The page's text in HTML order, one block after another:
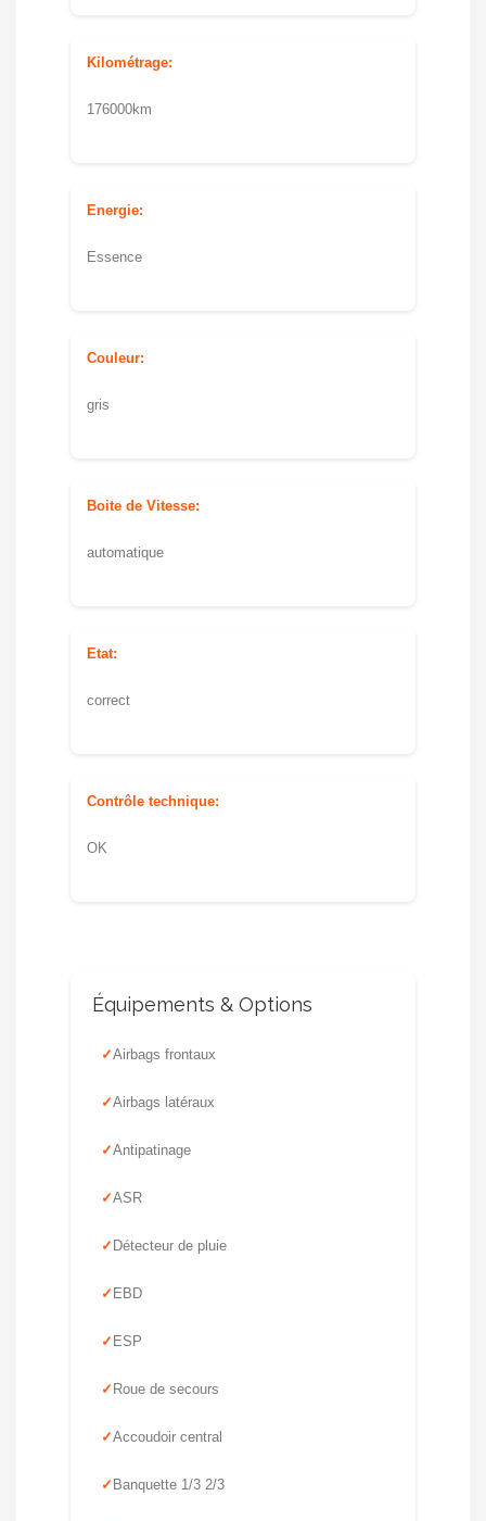
Kilométrage:
176000km
Energie:
Essence
Couleur:
gris
Boite de Vitesse:
automatique
Etat:
correct
Contrôle technique:
OK
Équipements & Options
Airbags frontaux
Airbags latéraux
Antipatinage
ASR
Détecteur de pluie
EBD
ESP
Roue de secours
Accoudoir central
Banquette 1/3 2/3